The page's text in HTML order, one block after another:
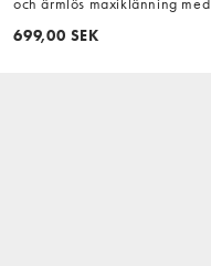
ringning och rysch framtill
699,00 SEK